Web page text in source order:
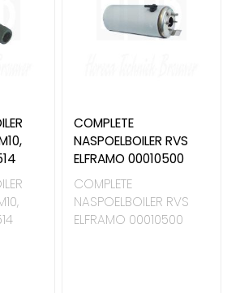
COMPLETE
NASPOELBOILER RVS
ELFRAMO 00010500
COMPLETE
NASPOELBOILER RVS
ELFRAMO 00010500